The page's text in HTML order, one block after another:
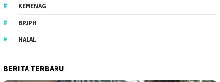
KEMENAG
BPJPH
HALAL
BERITA TERBARU